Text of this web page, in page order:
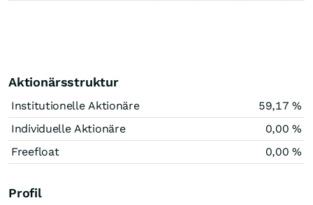
Aktionärsstruktur
Institutionelle Aktionäre
59,17 %
Individuelle Aktionäre
0,00 %
Freefloat
0,00 %
Profil